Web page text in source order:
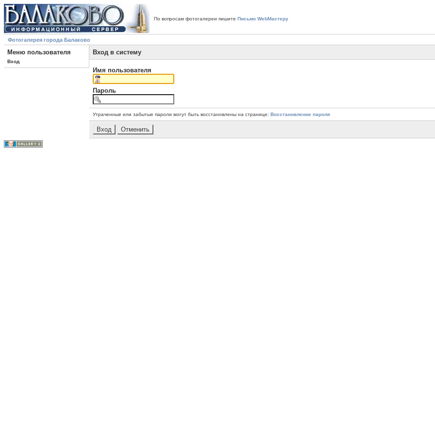
По вопросам фотогалереи пишите Письмо WebМастеру
Фотогалерея города Балаково
Меню пользователя
Вход
Вход в систему
Имя пользователя
Пароль
Утраченные или забытые пароли могут быть восстановлены на странице: Восстановление пароля